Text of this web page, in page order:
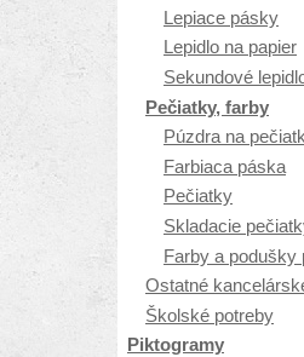
Lepiace pásky
Lepidlo na papier
Sekundové
Pečiatky, farby
Púzdra na
Farbiaca páska
Pečiatky
Skladacie
Farby a podušky
Ostatné
Školské potreby
Piktogramy